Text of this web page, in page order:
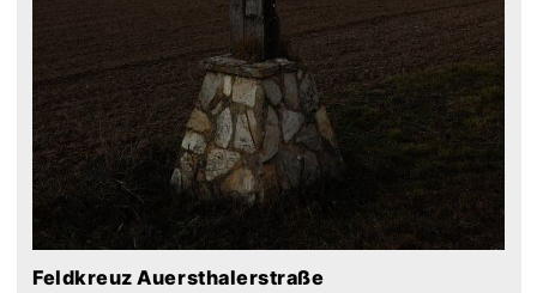
Feldkreuz Auersthalerstraße